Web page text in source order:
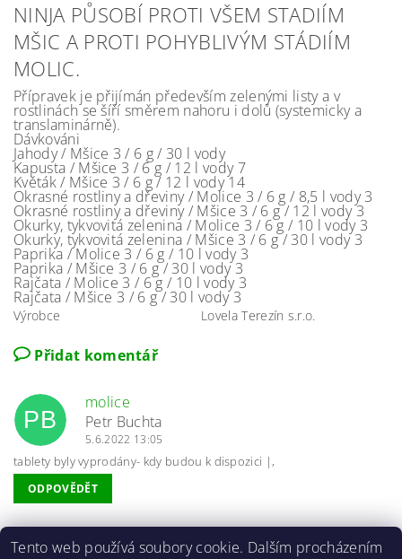
NINJA PŮSOBÍ PROTI VŠEM STADIÍM
MŠIC A PROTI POHYBLIVÝM STÁDIÍM
MOLIC.
Přípravek je přijímán především zelenými listy a v
rostlinách se šíří směrem nahoru i dolů (systemicky a
translaminárně).
Dávkováni
Jahody / Mšice 3 / 6 g / 30 l vody
Kapusta / Mšice 3 / 6 g / 12 l vody 7
Květák / Mšice 3 / 6 g / 12 l vody 14
Okrasné rostliny a dřeviny / Molice 3 / 6 g / 8,5 l vody 3
Okrasné rostliny a dřeviny / Mšice 3 / 6 g / 12 l vody 3
Okurky, tykvovitá zelenina / Molice 3 / 6 g / 10 l vody 3
Okurky, tykvovitá zelenina / Mšice 3 / 6 g / 30 l vody 3
Paprika / Molice 3 / 6 g / 10 l vody 3
Paprika / Mšice 3 / 6 g / 30 l vody 3
Rajčata / Molice 3 / 6 g / 10 l vody 3
Rajčata / Mšice 3 / 6 g / 30 l vody 3
Výrobce Lovela Terezín s.r.o.
Přidat komentář
PB
molice
Petr Buchta
5.6.2022 13:05
tablety byly vyprodány- kdy budou k dispozici |,
ODPOVĚDĚT
Tento web používá soubory cookie. Dalším procházením